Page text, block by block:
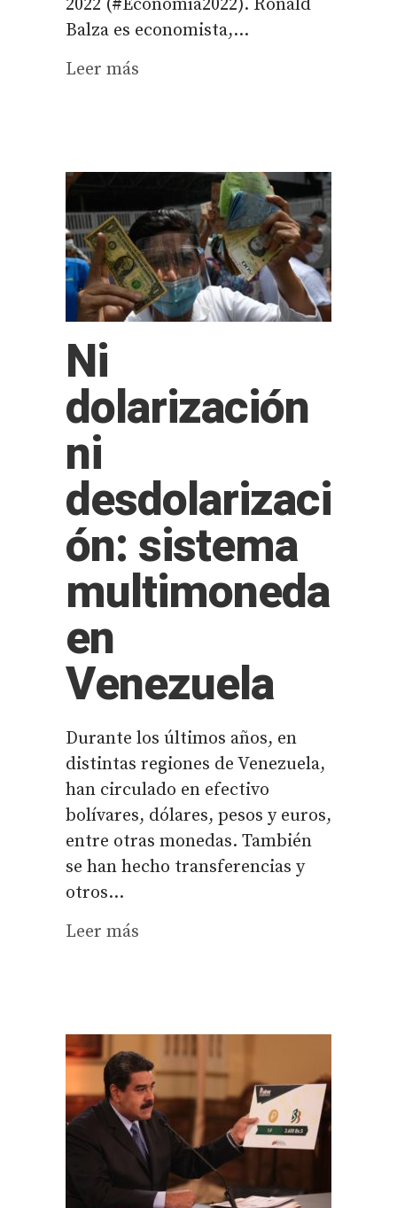
2022 (#Economía2022). Ronald
Balza es economista,...
Leer más
Ni
dolarización
ni
desdolarizaci
ón: sistema
multimoneda
en
Venezuela
Durante los últimos años, en
distintas regiones de Venezuela,
han circulado en efectivo
bolívares, dólares, pesos y euros,
entre otras monedas. También
se han hecho transferencias y
otros...
Leer más